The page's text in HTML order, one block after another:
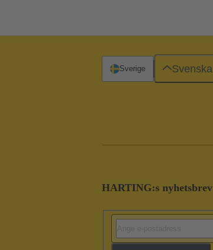
HARTING:s nyhetsbrev
Sverige Svenska